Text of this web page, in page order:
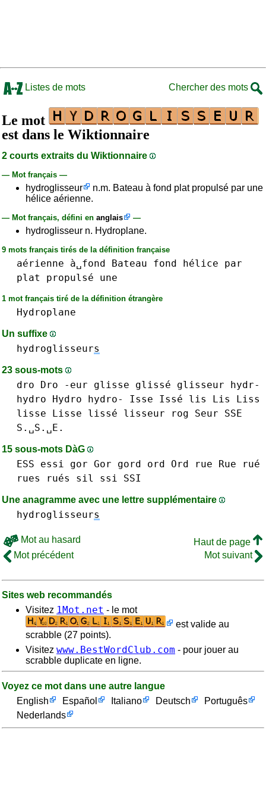
Listes de mots Chercher des mots
Le mot
est dans le Wiktionnaire
2 courts extraits du Wiktionnaire
— Mot français —
hydroglisseur
n.m. Bateau à fond plat propulsé par une
hélice aérienne.
— Mot français, défini en anglais —
hydroglisseur n. Hydroplane.
9 mots français tirés de la définition française
aérienne à␣fond Bateau fond hélice
par
plat
propulsé une
1 mot français tiré de la définition étrangère
Hydroplane
Un suffixe
hydroglisseurs
23 sous-mots
dro Dro -eur glisse glissé glisseur
hydr-
hydro Hydro hydro-
Isse Issé lis Lis
Liss
lisse Lisse lissé
lisseur rog Seur
SSE
S.␣S.␣E.
15 sous-mots DàG
ESS essi gor Gor gord ord Ord
rue Rue rué
rues rués
sil ssi SSI
Une anagramme avec une lettre supplémentaire
hydroglisseurs
Mot au hasard
Haut de page
Mot précédent
Mot suivant
Sites web recommandés
Visitez 1Mot.net - le mot
est valide au
scrabble (27 points).
Visitez www.BestWordClub.com - pour jouer au
scrabble duplicate en ligne.
Voyez ce mot dans une autre langue
English
Español Italiano Deutsch
Português
Nederlands